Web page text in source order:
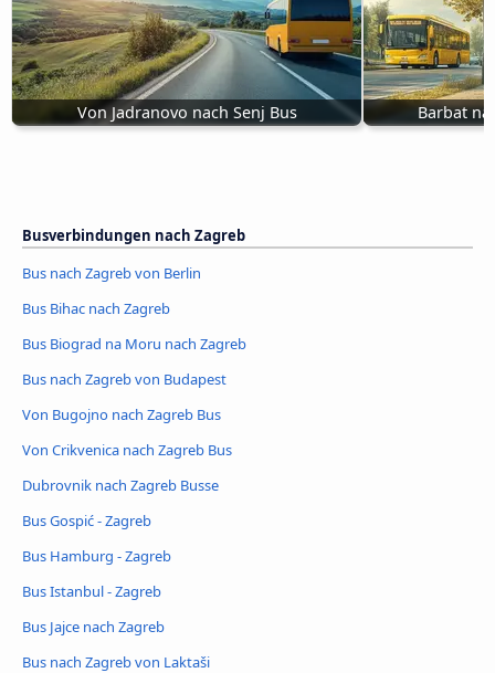
Von Jadranovo nach Senj Bus Barbat na
Busverbindungen nach Zagreb
Bus nach Zagreb von Berlin
Bus Bihac nach Zagreb
Bus Biograd na Moru nach Zagreb
Bus nach Zagreb von Budapest
Von Bugojno nach Zagreb Bus
Von Crikvenica nach Zagreb Bus
Dubrovnik nach Zagreb Busse
Bus Gospić - Zagreb
Bus Hamburg - Zagreb
Bus Istanbul - Zagreb
Bus Jajce nach Zagreb
Bus nach Zagreb von Laktaši